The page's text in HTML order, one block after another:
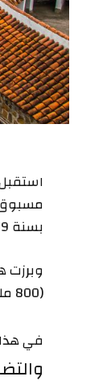
بسنة 2019، وزيادة قدرها 7% مقارنة بسنة 2023.
(800 مليون دولار)، بزيادة قدرها 11% مقارنة بالفترة نفسها في 2023.
في